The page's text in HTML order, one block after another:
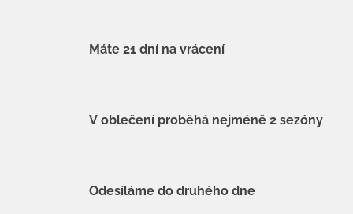
Máte 21 dní na vrácení
V oblečení proběhá nejméně 2 sezóny
Odesíláme do druhého dne